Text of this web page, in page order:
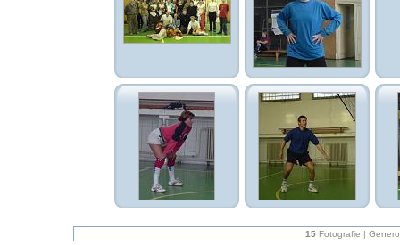
15Fotografie |